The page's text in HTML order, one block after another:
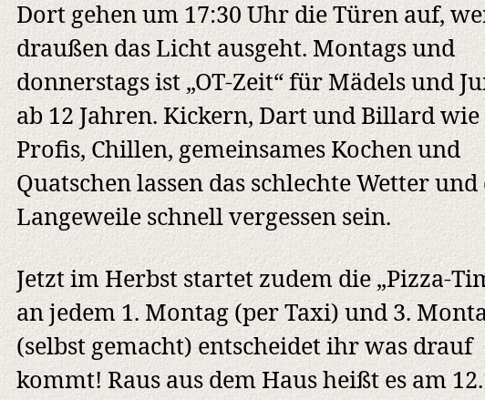
Dort gehen um 17:30 Uhr die Türen auf,
draußen das Licht ausgeht. Montags und
donnerstags ist „OT-Zeit“ für Mädels und
ab 12 Jahren. Kickern, Dart und Billard wie
Profis, Chillen, gemeinsames Kochen und
Quatschen lassen das schlechte Wetter und
Langeweile schnell vergessen sein.
Jetzt im Herbst startet zudem die „Pizza-
an jedem 1. Montag (per Taxi) und 3.
(selbst gemacht) entscheidet ihr was drauf
kommt! Raus aus dem Haus heißt es am